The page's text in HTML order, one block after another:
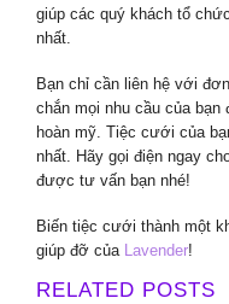
giúp các quý khách tổ
nhất.
Bạn chỉ cần liên hệ với
chắn mọi nhu cầu của
hoàn mỹ. Tiệc cưới của
nhất. Hãy gọi điện ngay
được tư vấn bạn nhé!
Biến tiệc cưới thành một
giúp đỡ của Lavender!
RELATED POSTS